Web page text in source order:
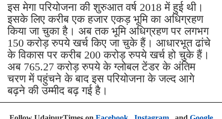
इस मेगा परियोजना की शुरुआत वर्ष 2018 में हुई थी।
इसके लिए करीब एक हजार एकड़ भूमि का अधिग्रहण
किया जा चुका है। अब तक भूमि अधिग्रहण पर लगभग
150 करोड़ रुपये खर्च किए जा चुके हैं। आधारभूत ढांचे
के विकास पर करीब 200 करोड़ रुपये खर्च हो चुके हैं।
अब 765.27 करोड़ रुपये के ग्लोबल टेंडर के अंतिम
चरण में पहुंचने के बाद इस परियोजना के जल्द आगे
बढ़ने की उम्मीद बढ़ गई है।